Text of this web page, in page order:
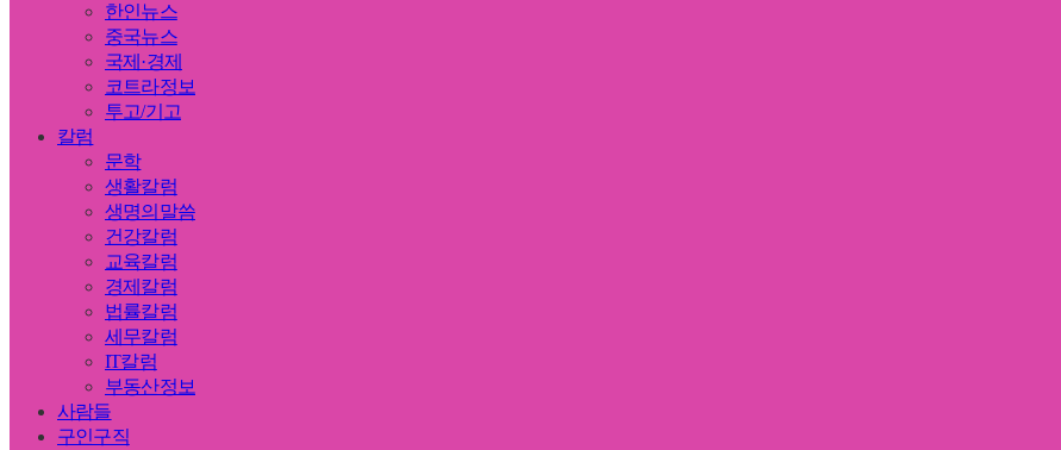
한인뉴스
중국뉴스
국제·경제
코트라정보
투고/기고
칼럼
문학
생활칼럼
생명의말씀
건강칼럼
교육칼럼
경제칼럼
법률칼럼
세무칼럼
IT칼럼
부동산정보
사람들
구인구직